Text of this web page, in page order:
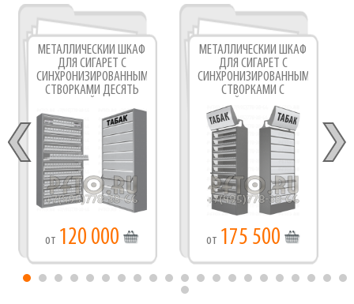
МЕТАЛЛИЧЕСКИЙ ШКАФ
ДЛЯ СИГАРЕТ С
СИНХРОНИЗИРОВАННЫМИ
СТВОРКАМИ ДЕСЯТЬ
от 120 000
МЕТАЛЛИЧЕСКИЙ ШКАФ
ДЛЯ СИГАРЕТ С
СИНХРОНИЗИРОВАННЫМИ
СТВОРКАМИ С
ЛАЙТБОКСОМ
от 175 500